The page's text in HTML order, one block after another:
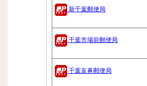
新千葉郵便局
千葉市場前郵便局
千葉亥鼻郵便局